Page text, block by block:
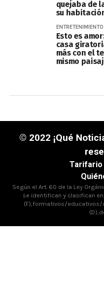
quejaba de
su
ENTRETENIMIENTO
Esto es
casa
más con el
mismo
© 2022 ¡Qué
Tarifario
Según el Art. 60 de la Ley
se identifican y clasifican
(F),formativos/educativos/